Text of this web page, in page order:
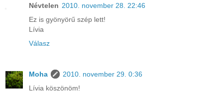
Névtelen 2010. november 28. 22:46
Ez is gyönyörű szép lett!
Lívia
Válasz
Moha
2010. november 29. 0:36
Lívia köszönöm!